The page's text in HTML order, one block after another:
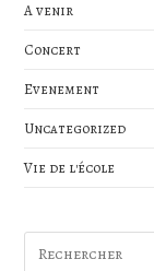
A venir
Concert
Evenement
Uncategorized
Vie de l'école